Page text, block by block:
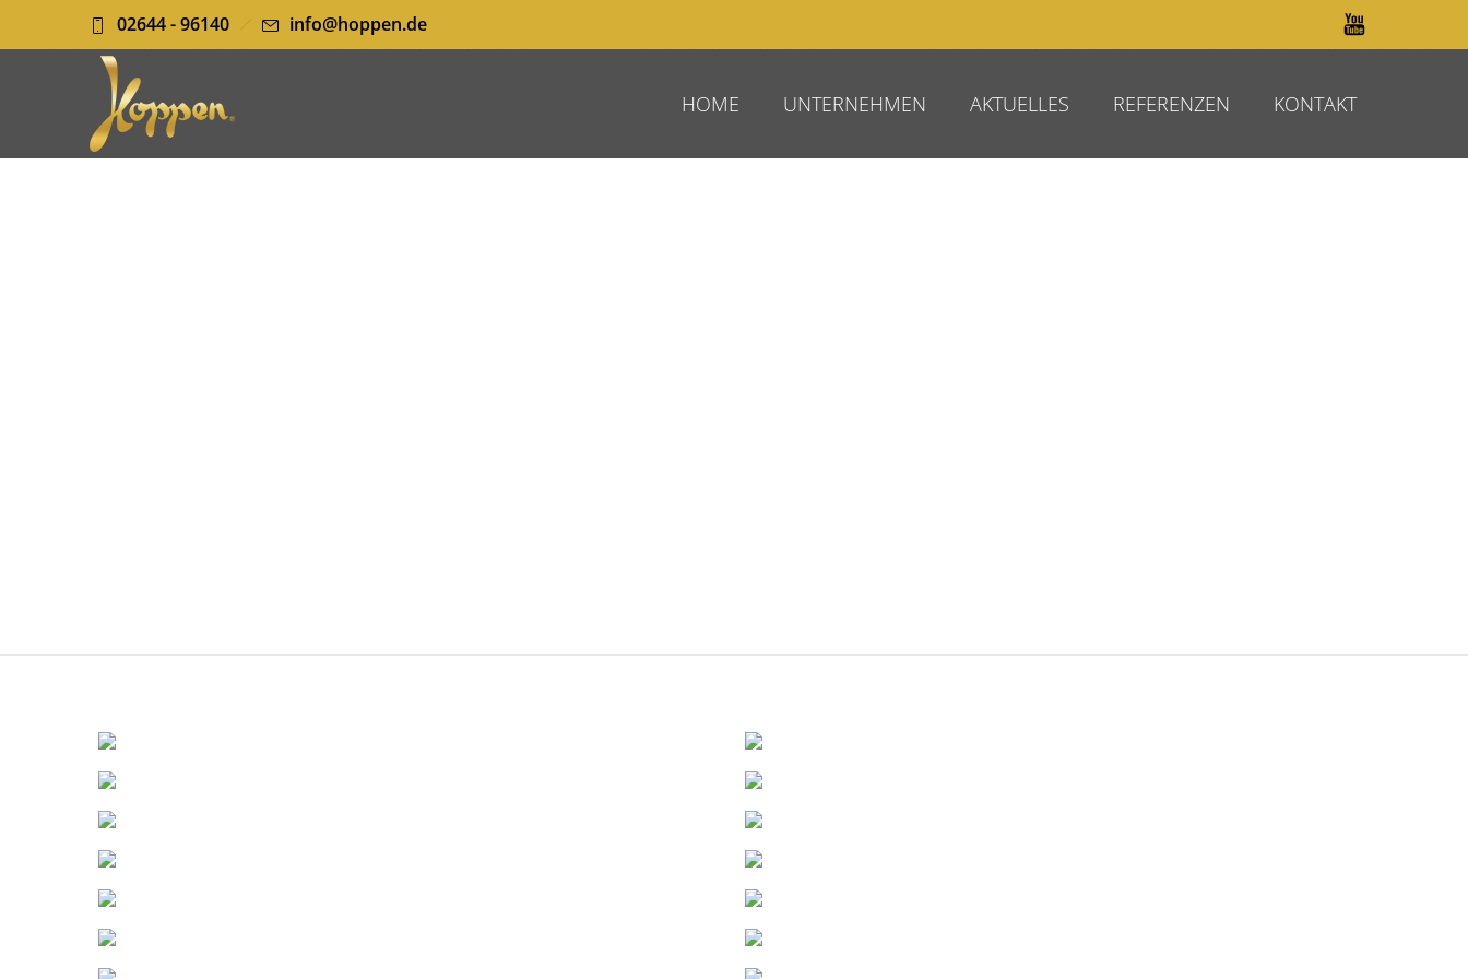
02644 - 96140 info@hoppen.de
HOME UNTERNEHMEN AKTUELLES REFERENZEN KONTAKT